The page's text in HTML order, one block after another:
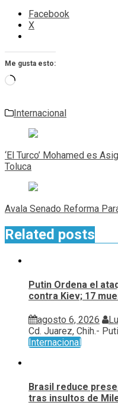
Facebook
X
Me gusta esto:
Cargando...
Internacional
Navegación
de
entradas
‘El Turco’ Mohamed es
Toluca
Avala Senado Reforma
Related posts
Putin Ordena el
contra Kiev; 17
agosto 6, 2026
Cd. Juarez, Chih.-
Internacional
Brasil reduce
tras insultos de